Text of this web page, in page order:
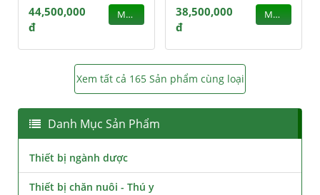
44,500,000
đ
MUA
38,500,000
đ
MUA
Xem tất cả 165 Sản phẩm cùng loại
Danh Mục Sản Phẩm
Thiết bị ngành dược
Thiết bị chăn nuôi - Thú y